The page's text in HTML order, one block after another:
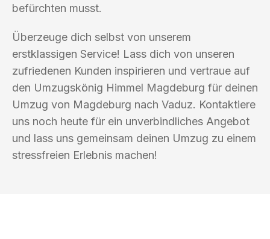
befürchten musst.
Überzeuge dich selbst von unserem
erstklassigen Service! Lass dich von unseren
zufriedenen Kunden inspirieren und vertraue auf
den Umzugskönig Himmel Magdeburg für deinen
Umzug von Magdeburg nach Vaduz. Kontaktiere
uns noch heute für ein unverbindliches Angebot
und lass uns gemeinsam deinen Umzug zu einem
stressfreien Erlebnis machen!